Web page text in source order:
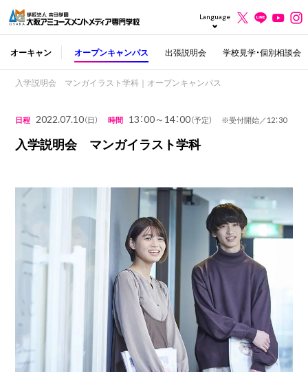
Language
オーキャン オープンキャンパス 出張説明会 学校見学・個別相談会
入学説明会 マンガイラスト学科｜オープンキャンパス
日程 2022.07.10（日） 時間 13：00～14：00（予定） ※受付開始／12：30
入学説明会 マンガイラスト学科